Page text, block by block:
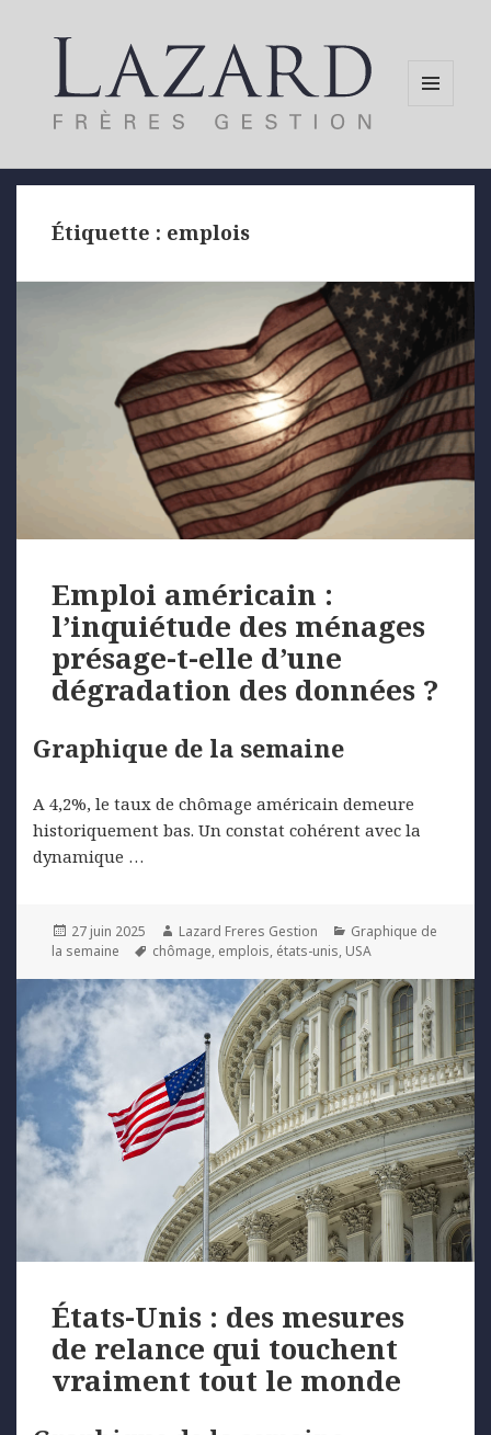
Étiquette : emplois
Emploi américain :
l’inquiétude des ménages
présage-t-elle d’une
dégradation des données ?
Graphique de la semaine
A 4,2%, le taux de chômage américain demeure
historiquement bas. Un constat cohérent avec la
dynamique …
Posted
on
27 juin 2025 Author
Lazard Freres Gestion Categories
Graphique de
la semaine
Tags
chômage, emplois, états-unis, USA
États-Unis : des mesures
de relance qui touchent
vraiment tout le monde